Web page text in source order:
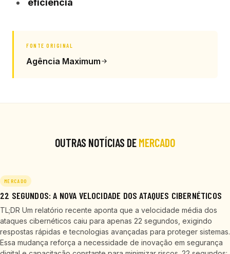
eficiência
FONTE ORIGINAL
Agência Maximum
OUTRAS NOTÍCIAS DEMERCADO
MERCADO
22 SEGUNDOS: A NOVA VELOCIDADE DOS ATAQUES CIBERNÉTICOS
TL;DR Um relatório recente aponta que a velocidade média dos
ataques cibernéticos caiu para apenas 22 segundos, exigindo
respostas rápidas e tecnologias avançadas para proteger sistemas.
Essa mudança reforça a necessidade de inovação em segurança